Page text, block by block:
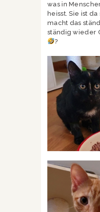
was in
heisst. Sie ist
macht das
ständig wieder
?